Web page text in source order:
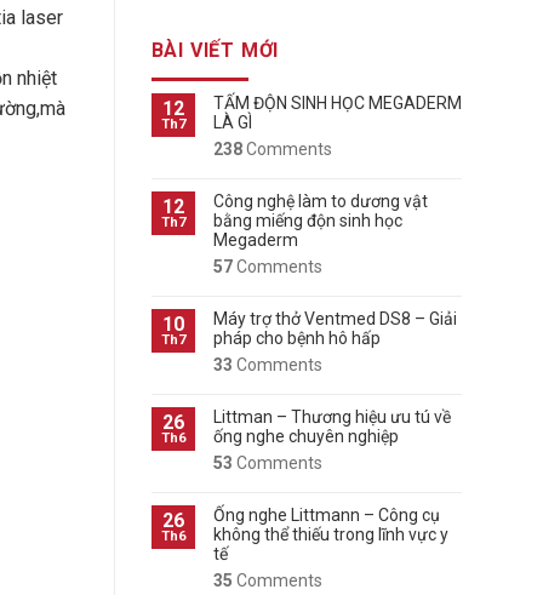
laser
nhiệt
BÀI VIẾT MỚI
12
Th7
TẤM ĐỘN SINH HỌC MEGADERM
LÀ GÌ
238Comments
12
Th7
Công nghệ làm to dương vật
bằng miếng độn sinh học
Megaderm
57Comments
10
Th7
Máy trợ thở Ventmed DS8 – Giải
pháp cho bệnh hô hấp
33 Comments
26
Th6
Littman – Thương hiệu ưu tú về
ống nghe chuyên nghiệp
53 Comments
26
Th6
Ống nghe Littmann – Công cụ
không thể thiếu trong lĩnh vực y
tế
35 Comments